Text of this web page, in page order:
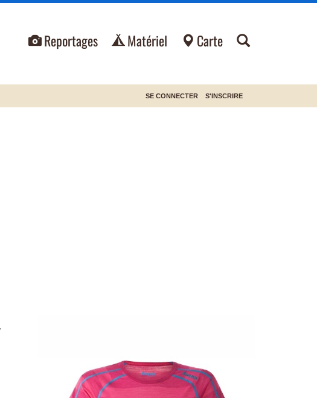
Reportages Matériel Carte
SE CONNECTER S'INSCRIRE